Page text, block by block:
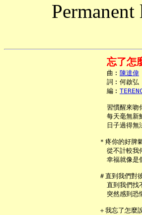
忘了怎
     曲︰
陳達偉
     詞︰何啟弘
     編︰
習慣醒來吻
每天毫無新
日子過得無
＊疼你的好脾
從不計較我
幸福就像是
＃直到我們對
直到我們找
突然感到恐
＋我忘了怎麼